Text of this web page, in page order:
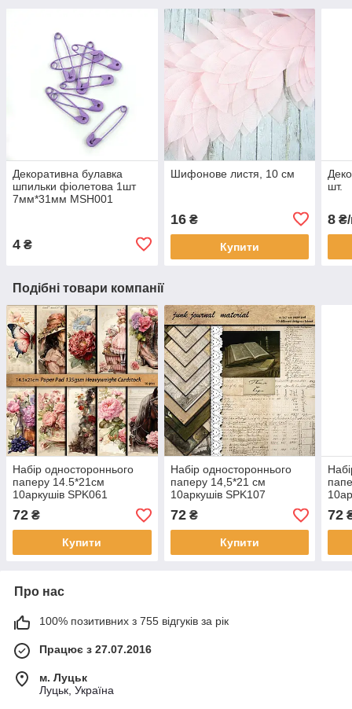
Декоративна булавка
шпильки фіолетова 1шт
7мм*31мм MSH001
4 ₴
Шифонове листя, 10 см
16₴
Купити
шт.
8 ₴/
Подібні товари компанії
Набір одностороннього
паперу 14.5*21см
10аркушів SPK061
72 ₴
Купити
Набір одностороннього
паперу 14,5*21 см
10аркушів SPK107
72₴
Купити
72
Про нас
100% позитивних з 755 відгуків за рік
Працює з 27.07.2016
м. Луцьк
Луцьк, Україна